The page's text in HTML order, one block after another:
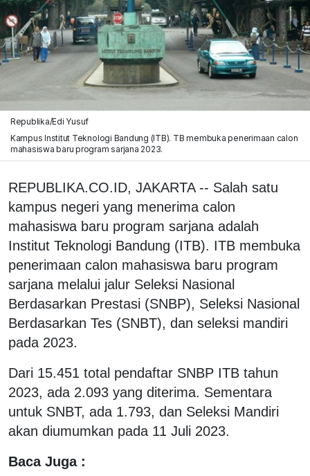
Republika/Edi Yusuf
Kampus Institut Teknologi Bandung (ITB). TB membuka penerimaan calon
mahasiswa baru program sarjana 2023.
REPUBLIKA.CO.ID, JAKARTA -- Salah satu
kampus negeri yang menerima calon
mahasiswa baru program sarjana adalah
Institut Teknologi Bandung (ITB). ITB membuka
penerimaan calon mahasiswa baru program
sarjana melalui jalur Seleksi Nasional
Berdasarkan Prestasi (SNBP), Seleksi Nasional
Berdasarkan Tes (SNBT), dan seleksi mandiri
pada 2023.
Dari 15.451 total pendaftar SNBP ITB tahun
2023, ada 2.093 yang diterima. Sementara
untuk SNBT, ada 1.793, dan Seleksi Mandiri
akan diumumkan pada 11 Juli 2023.
Baca Juga :